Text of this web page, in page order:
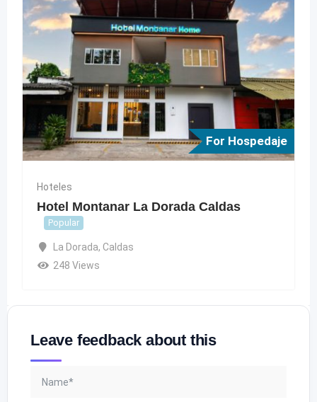
For Hospedaje
Hoteles
Hotel Montanar La Dorada Caldas
Popular
La Dorada, Caldas
248 Views
Leave feedback about this